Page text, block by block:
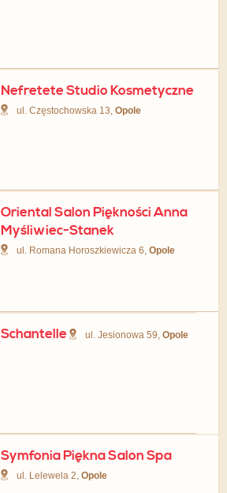
Nefretete Studio Kosmetyczne
ul. Częstochowska 13,Opole
Oriental Salon Piękności Anna
Myśliwiec-Stanek
ul. Romana Horoszkiewicza 6,Opole
Schantelle ul. Jesionowa 59,Opole
Symfonia Piękna Salon Spa
ul. Lelewela 2,Opole